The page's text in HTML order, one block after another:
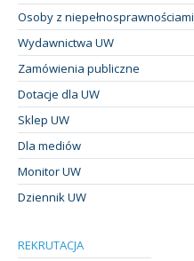
Osoby z niepełnosprawnościami
Wydawnictwa UW
Zamówienia publiczne
Dotacje dla UW
Sklep UW
Dla mediów
Monitor UW
Dziennik UW
REKRUTACJA